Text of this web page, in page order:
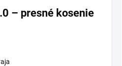
– presné kosenie